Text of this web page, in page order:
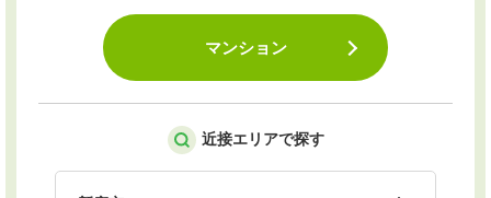
マンション
近接エリアで探す